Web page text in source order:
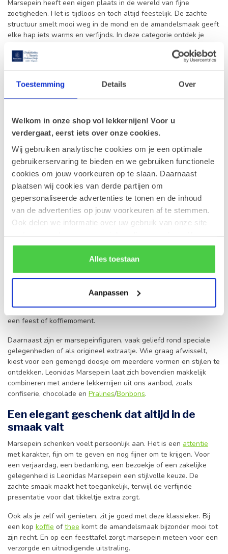
Toestemming Details Over
Welkom in onze shop vol lekkernijen! Voor u
verdergaat, eerst iets over onze cookies.
Wij gebruiken analytische cookies om je een optimale
gebruikerservaring te bieden en we gebruiken functionele
cookies om jouw voorkeuren op te slaan. Daarnaast
plaatsen wij cookies van derde partijen om
gepersonaliseerde advertenties te tonen en de inhoud
van de advertenties op jouw voorkeuren af te stemmen.
Ook delen we informatie over uw gebruik van onze site
rekening mee dat als je bepaalde cookies blokkeert, het
de correcte werking van de website kan verstoren.
Alles toestaan
Aanpassen
Marsepein heeft een eigen plaats in de wereld van fijne
zoetigheden. Het is tijdloos en toch altijd feestelijk. De zachte
structuur smelt mooi weg in de mond en de amandelsmaak geeft
elke hap iets warms en verfijnds. In deze categorie ontdek je
klassieke marsepeinbroodjes tot sierlijke figuren en decoratieve
Waarom kiezen voor Leonidas Marsepein
Marsepein is geliefd om zijn zachte textuur en evenwichtige
smaak, met amandel als hoofdrolspeler. Bij Leonidas online shop
Gistel selecteren we ons assortiment met zorg, zodat je altijd kan
rekenen op verse producten en een verfijnde afwerking.
Net zoals bij onzePralines/Bonbonsdraait het ook hier om smaak
en beleving. Je bestelt niet zomaar iets zoets, maar een product
dat past binnen de Belgische traditie van fijneconfiserie. Dat
maakt Leonidas Marsepein een mooie keuze voor wie graag
bewust kiest voor kwaliteit en authenticiteit.
In deze categorie vind je verschillende soorten marsepein, elk
vaste waarde voor wie houdt van pure eenvoud en een volle
amandelsmaak. De marsepein fruitjes springen dan weer in het
oog door hun speelse vorm en kleurrijke afwerking. Ze doen het
bijzonder goed alsgeschenken staan ook prachtig op tafel bij
een feest of koffiemoment.
Daarnaast zijn er marsepeinfiguren, vaak geliefd rond speciale
gelegenheden of als origineel extraatje. Wie graag afwisselt,
kiest voor een gemengd doosje om meerdere vormen en stijlen te
ontdekken. Leonidas Marsepein laat zich bovendien makkelijk
combineren met andere lekkernijen uit ons aanbod, zoals
confiserie, chocolade en Pralines/Bonbons.
Een elegant geschenk dat altijd in de
smaak valt
Marsepein schenken voelt persoonlijk aan. Het is een attentie
met karakter, fijn om te geven en nog fijner om te krijgen. Voor
een verjaardag, een bedanking, een bezoekje of een zakelijke
gelegenheid is Leonidas Marsepein een stijlvolle keuze. De
zachte smaak maakt het toegankelijk, terwijl de verfijnde
presentatie voor dat tikkeltje extra zorgt.
Ook als je zelf wil genieten, zit je goed met deze klassieker. Bij
een kop koffie ofthee komt de amandelsmaak bijzonder mooi tot
zijn recht. En op een feesttafel zorgt marsepein meteen voor een
verzorgde en uitnodigende uitstraling.